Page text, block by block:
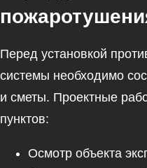
Перед установкой
системы необходимо
и сметы. Проектные
пунктов:
Осмотр объекта